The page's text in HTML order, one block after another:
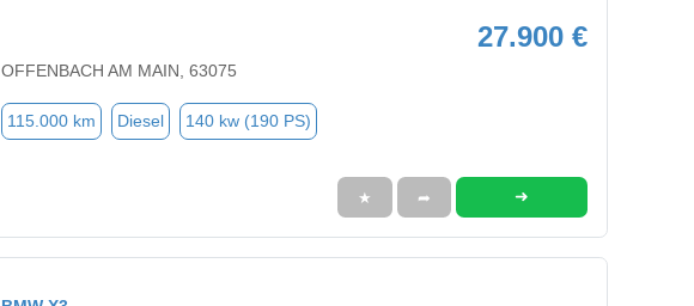
27.900 €
OFFENBACH AM MAIN, 63075
115.000 km Diesel 140 kw (190 PS)
★ ➦ ➜